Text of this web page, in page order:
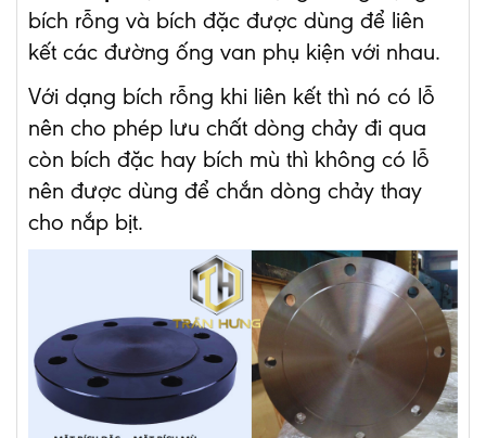
bích rỗng và bích đặc được dùng để liên
kết các đường ống van phụ kiện với nhau.
Với dạng bích rỗng khi liên kết thì nó có lỗ
nên cho phép lưu chất dòng chảy đi qua
còn bích đặc hay bích mù thì không có lỗ
nên được dùng để chắn dòng chảy thay
cho nắp bịt.